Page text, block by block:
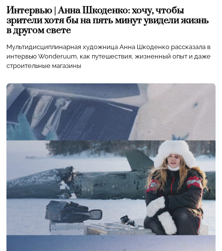
Интервью | Анна Шкоденко: хочу, чтобы
зрители хотя бы на пять минут увидели жизнь
в другом свете
Мультидисциплинарная художница Анна Шкоденко рассказала в
интервью Wonderuum, как путешествия, жизненный опыт и даже
строительные магазины